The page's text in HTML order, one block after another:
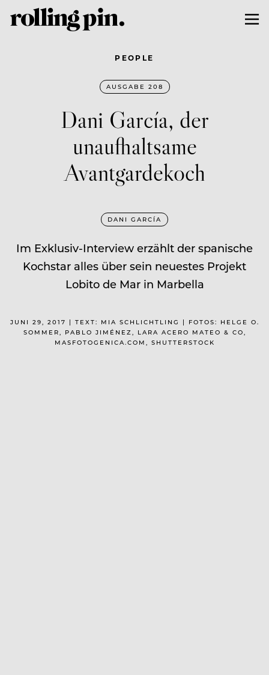
PEOPLE
AUSGABE 208
Dani García, der
unaufhaltsame
Avantgardekoch
DANI GARCÍA
Im Exklusiv-Interview erzählt der spanische
Kochstar alles über sein neuestes Projekt
Lobito de Mar in Marbella
JUNI 29, 2017 | TEXT: MIA SCHLICHTLING | FOTOS: HELGE O.
SOMMER, PABLO JIMÉNEZ, LARA ACERO MATEO & CO,
MASFOTOGENICA.COM, SHUTTERSTOCK